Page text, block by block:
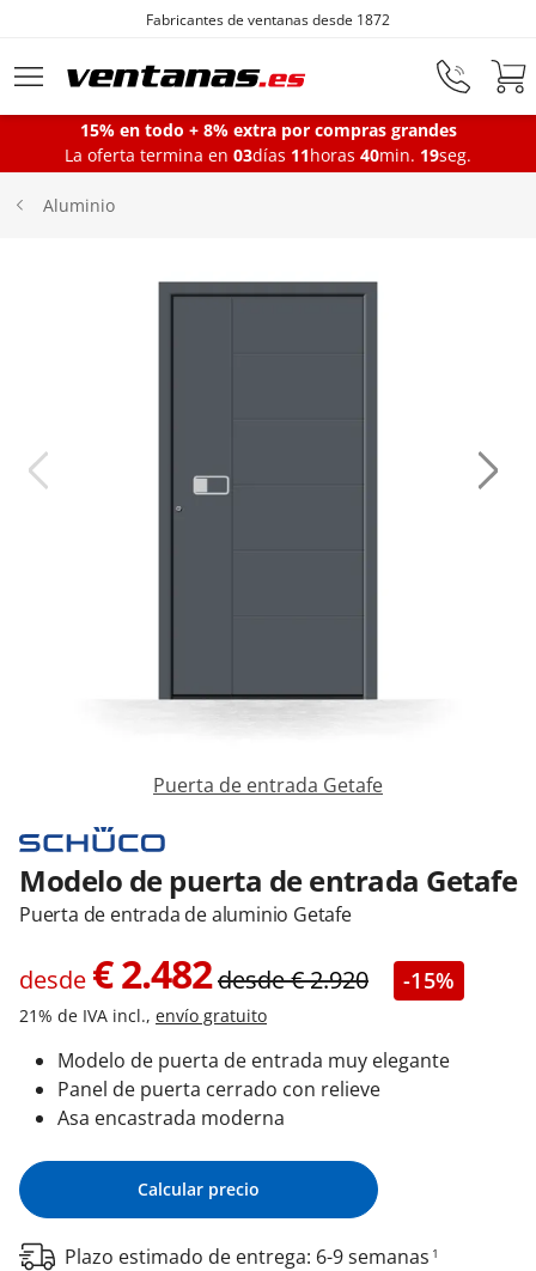
Ir al contenido principal
Fabricantes de ventanas desde 1872
Ventanas
Iniciar sesión
15% en todo + 8% extra por compras grandes
La oferta termina en 03días 11horas 40min. 19seg.
Aluminio
Puerta de entrada Getafe
Modelo de puerta de entrada Getafe
Puerta de entrada de aluminio Getafe
desde €2.482desde€2.920 -15%
21% de IVA incl., envío gratuito
Modelo de puerta de entrada muy elegante
Panel de puerta cerrado con relieve
Asa encastrada moderna
Calcular precio
Plazo estimado de entrega: 6-9 semanas 1